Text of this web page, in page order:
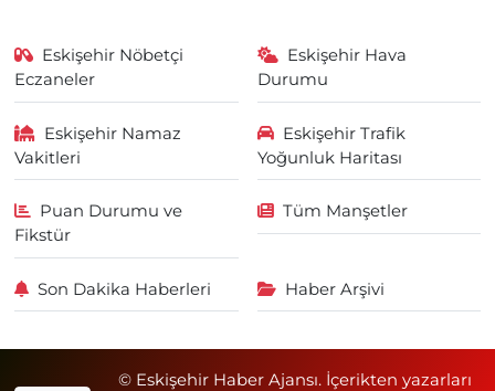
Eskişehir Nöbetçi
Eczaneler
Eskişehir Hava
Durumu
Eskişehir Namaz
Vakitleri
Eskişehir Trafik
Yoğunluk Haritası
Puan Durumu ve
Fikstür
Tüm Manşetler
Son Dakika Haberleri Haber Arşivi
© Eskişehir Haber Ajansı. İçerikten yazarları